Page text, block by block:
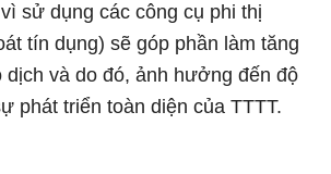
sử dụng các công cụ phi thị
tín dụng) sẽ góp phần làm tăng
dịch và do đó, ảnh hưởng đến độ
phát triển toàn diện của TTTT.